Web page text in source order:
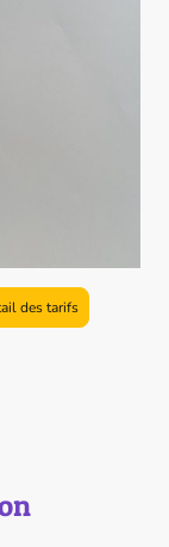
des tarifs